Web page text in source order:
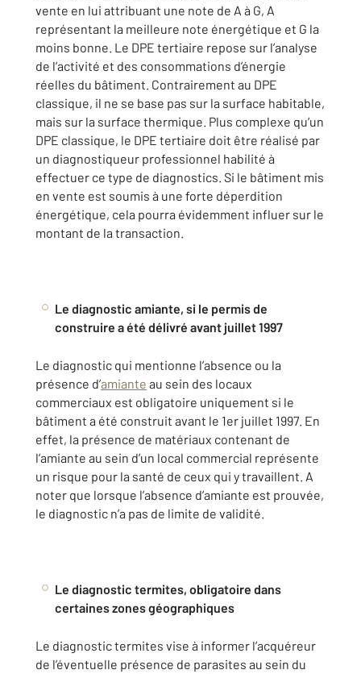
vente en lui attribuant une note de A à G, A
représentant la meilleure note énergétique et G la
moins bonne. Le DPE tertiaire repose sur l’analyse
de l’activité et des consommations d’énergie
réelles du bâtiment. Contrairement au DPE
classique, il ne se base pas sur la surface habitable,
mais sur la surface thermique. Plus complexe qu’un
DPE classique, le DPE tertiaire doit être réalisé par
un diagnostiqueur professionnel habilité à
effectuer ce type de diagnostics. Si le bâtiment mis
en vente est soumis à une forte déperdition
énergétique, cela pourra évidemment influer sur le
montant de la transaction.
Le diagnostic amiante, si le permis de
construire a été délivré avant juillet 1997
Le diagnostic qui mentionne l’absence ou la
présence d’amiante au sein des locaux
commerciaux est obligatoire uniquement si le
bâtiment a été construit avant le 1er juillet 1997. En
effet, la présence de matériaux contenant de
l’amiante au sein d’un local commercial représente
un risque pour la santé de ceux qui y travaillent. A
noter que lorsque l’absence d’amiante est prouvée,
le diagnostic n’a pas de limite de validité.
Le diagnostic termites, obligatoire dans
certaines zones géographiques
Le diagnostic termites vise à informer l’acquéreur
de l’éventuelle présence de parasites au sein du